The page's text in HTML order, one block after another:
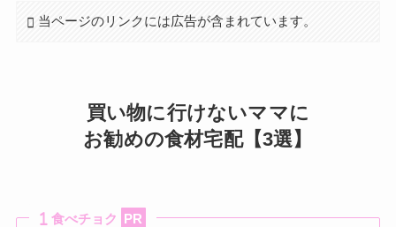
当ページのリンクには広告が含まれています。
買い物に行けないママに
お勧めの食材宅配【3選】
食べチョク PR